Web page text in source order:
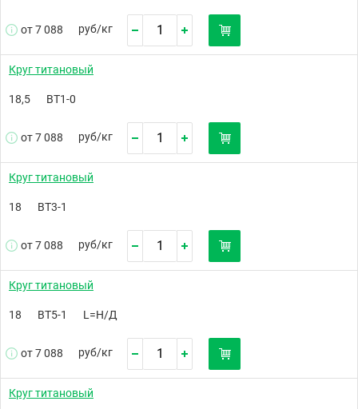
от 7 088 руб/кг
Круг титановый
18,5 ВТ1-0
от 7 088 руб/кг
Круг титановый
18 ВТ3-1
от 7 088 руб/кг
Круг титановый
18 ВТ5-1 L=Н/Д
от 7 088 руб/кг
Круг титановый